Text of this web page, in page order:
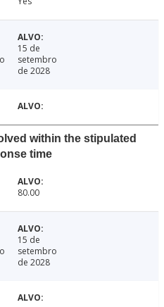
15 de
setembro
de 2028
within the stipulated
time
80.00
15 de
setembro
de 2028